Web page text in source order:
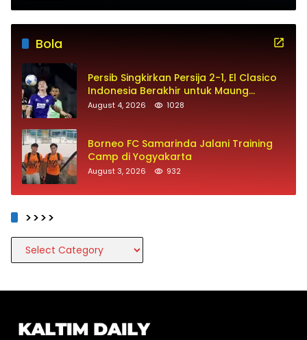
Bola
Persib Singkirkan Persija 2-1, El Clasico
Indonesia Berakhir untuk Maung
Bandung
August 4, 2026 1028
Borneo FC Samarinda Jalani Training
Camp di Yogyakarta
August 3, 2026 932
>>>>
>>>>